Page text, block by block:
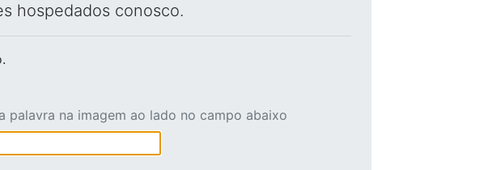
hospedados conosco.
palavra na imagem ao lado no campo abaixo